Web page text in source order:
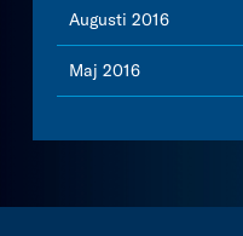
Augusti 2016
Maj 2016